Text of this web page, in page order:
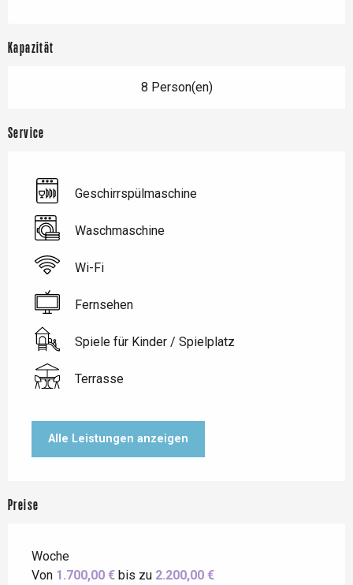
Kapazität
8 Person(en)
Service
Geschirrspülmaschine
Waschmaschine
Wi-Fi
Fernsehen
Spiele für Kinder / Spielplatz
Terrasse
Alle Leistungen anzeigen
Preise
Woche
Von 1.700,00 € bis zu 2.200,00 €